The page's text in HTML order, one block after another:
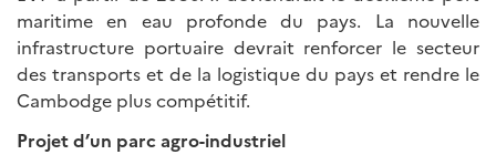
maritime en eau profonde du pays. La nouvelle
infrastructure portuaire devrait renforcer le secteur
des transports et de la logistique du pays et rendre le
Cambodge plus compétitif.
Projet d’un parc agro-industriel